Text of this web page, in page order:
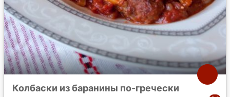
Колбаски из баранины по-гречески